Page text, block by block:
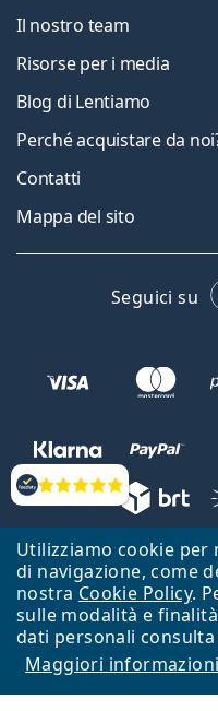
Utilizziamo cookie per
di navigazione, come
nostra Cookie Policy.
sulle modalità e
dati personali
Maggiori informazioni
Valutazione
Il nostro team
Risorse per i media
Blog di Lentiamo
Perché acquistare da
Contatti
Mappa del sito
Seguici su
Lentiamo s.r.o., Vídeňská
Torna alla
Il sito Lentiamo.it è